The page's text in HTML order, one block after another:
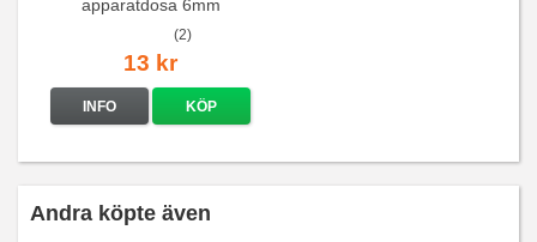
apparatdosa 6mm
(2)
13 kr
INFO KÖP
Andra köpte även